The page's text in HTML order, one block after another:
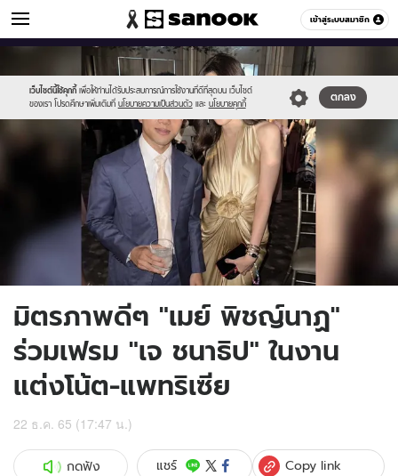
เข้าสู่ระบบสมาชิก
ข่าวบันเทิง หมวดอื่นๆ
เว็บไซต์นี้ใช้คุกกี้ เพื่อให้ท่านได้รับประสบการณ์การใช้งานที่ดีที่สุดบน เว็บไซต์
ของเรา โปรดศึกษาเพิ่มเติมที่ นโยบายความเป็นส่วนตัว และ นโยบายคุกกี้
ตกลง
//s.isanook.com/sr/0/images/logo-
new-
sanook.png
//s.isanook.com/ns/0/ud/1738/8694415/mj01.jpg
มิตรภาพดีๆ "เมย์ พิชญ์นาฏ"
ร่วมเฟรม "เจ ชนาธิป" ในงาน
แต่งโน้ต-แพทริเซีย
22 ธ.ค. 65 (17:47 น.)
กดฟัง แชร์ Copy link